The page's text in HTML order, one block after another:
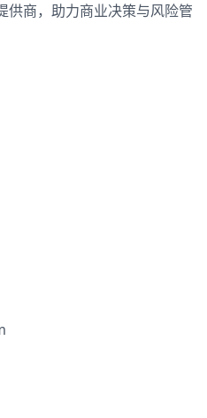
供商，助力商业决策与风险管